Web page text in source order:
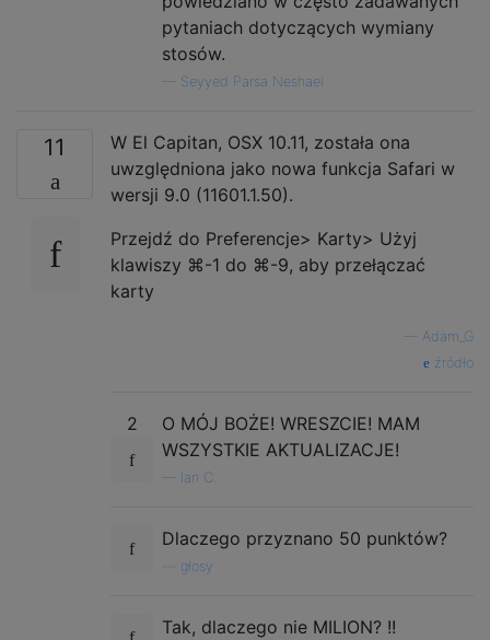
pytaniach dotyczących wymiany
stosów.
Seyyed Parsa Neshaei
11
W El Capitan, OSX 10.11, została ona
uwzględniona jako nowa funkcja Safari w
wersji 9.0 (11601.1.50).
Przejdź do Preferencje> Karty> Użyj
klawiszy ⌘-1 do ⌘-9, aby przełączać
karty
Adam_G
źródło
2
O MÓJ BOŻE! WRESZCIE! MAM
WSZYSTKIE AKTUALIZACJE!
Ian C.
Dlaczego przyznano 50 punktów?
głosy
Tak, dlaczego nie MILION? !!